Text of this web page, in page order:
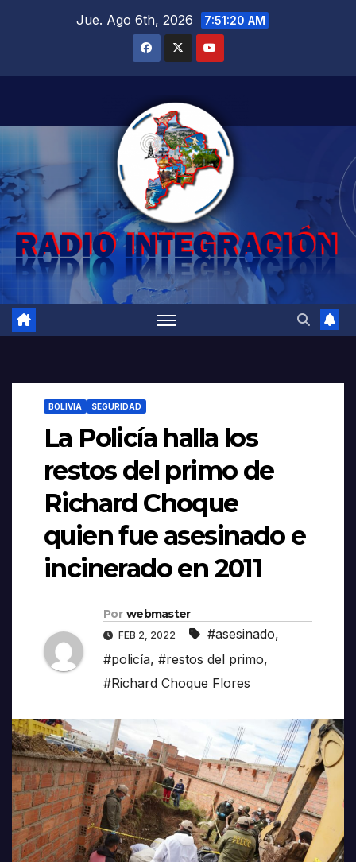
Jue. Ago 6th, 2026 7:51:21 AM
BOLIVIA SEGURIDAD
La Policía halla los
restos del primo de
Richard Choque
quien fue asesinado e
incinerado en 2011
Por webmaster
FEB 2, 2022 #asesinado,
#policía, #restos del primo,
#Richard Choque Flores